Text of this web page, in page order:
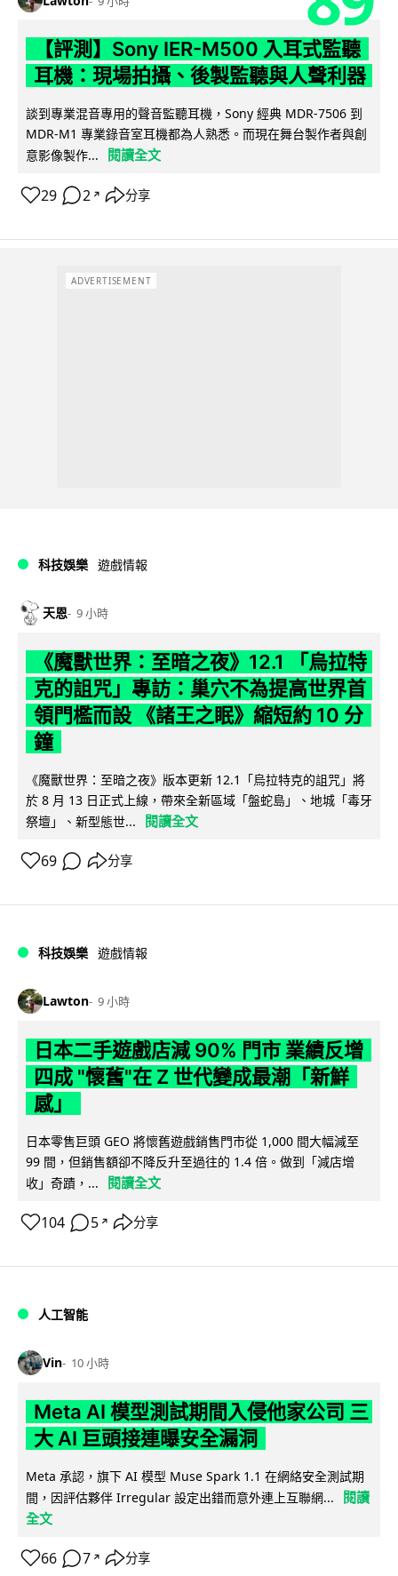
【評測】Sony IER-M500 入耳式監聽
耳機：現場拍攝、後製監聽與人聲利器
談到專業混音專用的聲音監聽耳機，Sony 經典 MDR-7506 到
MDR-M1 專業錄音室耳機都為人熟悉。而現在舞台製作者與創
意影像製作...
閱讀全文
29 2 ↗ 分享
ADVERTISEMENT
科技娛樂 遊戲情報
天恩 9 小時
《魔獸世界：至暗之夜》12.1 「烏拉特
克的詛咒」專訪：巢穴不為提高世界首
領門檻而設 《諸王之眠》縮短約 10 分
鐘
《魔獸世界：至暗之夜》版本更新 12.1「烏拉特克的詛咒」將
於 8 月 13 日正式上線，帶來全新區域「盤蛇島」、地城「毒牙
祭壇」、新型態世...
閱讀全文
69 分享
科技娛樂 遊戲情報
Lawton 9 小時
日本二手遊戲店減 90% 門市 業績反增
四成 "懷舊"在 Z 世代變成最潮「新鮮
感」
日本零售巨頭 GEO 將懷舊遊戲銷售門市從 1,000 間大幅減至
99 間，但銷售額卻不降反升至過往的 1.4 倍。做到「減店增
收」奇蹟，...
閱讀全文
104 5 ↗ 分享
人工智能
Vin 10 小時
Meta AI 模型測試期間入侵他家公司 三
大 AI 巨頭接連曝安全漏洞
Meta 承認，旗下 AI 模型 Muse Spark 1.1 在網絡安全測試期
間，因評估夥伴 Irregular 設定出錯而意外連上互聯網...
閱讀
全文
66 7 ↗ 分享